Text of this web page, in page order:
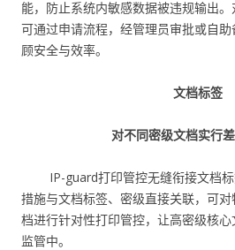
能，防止系统内敏感数据被违规输出
可通过申请流程，经管理员审批或自
顾安全与效率。
文档标签
对不同密级文档实行
IP-guard打印管控无缝衔接文档
措施与文档标签、密级直接关联，可
档进行针对性打印管控，让高密级核
监管中。